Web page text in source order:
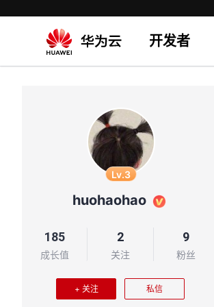
开发者
Lv.3
huohaohao
185
成长值
2
关注
9
粉丝
+ 关注 私信